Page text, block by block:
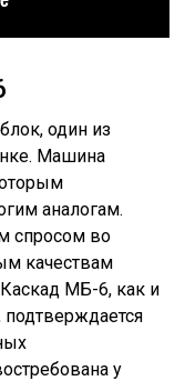
один из
Машина
аналогам.
спросом во
качествам
МБ-6, как и
у